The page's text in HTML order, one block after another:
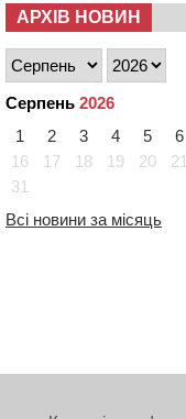
АРХІВ НОВИН
Серпень 2026
1
2 3 4 5 6
16
17 18 19 20 21
31
Всі новини за місяць